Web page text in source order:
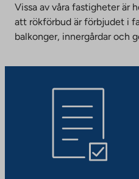
Vissa av våra fastigheter är
att rökförbud är förbjudet i
balkonger, innergårdar och